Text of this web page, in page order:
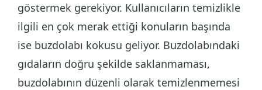
göstermek gerekiyor. Kullanıcıların temizlikle
ilgili en çok merak ettiği konuların başında
ise buzdolabı kokusu geliyor. Buzdolabındaki
gıdaların doğru şekilde saklanmaması,
buzdolabının düzenli olarak temizlenmemesi